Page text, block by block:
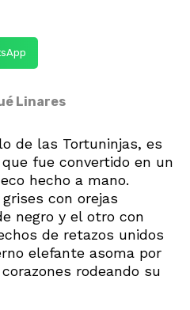
Linares
de las Tortuninjas, es
fue convertido en un
hecho a mano.
con orejas
negro y el otro con
de retazos unidos
elefante asoma por
rodeando su